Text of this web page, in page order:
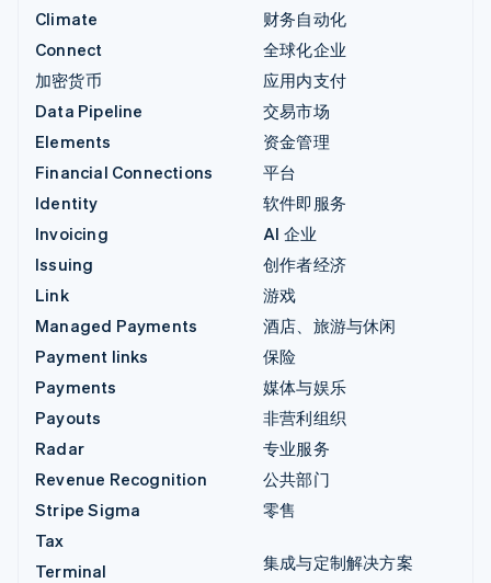
Climate
Connect
加密货币
Data Pipeline
Elements
Financial Connections
Identity
Invoicing
Issuing
Link
Managed Payments
Payment links
Payments
Payouts
Radar
Revenue Recognition
Stripe Sigma
Tax
Terminal
财务自动化
全球化企业
应用内支付
交易市场
资金管理
平台
软件即服务
AI 企业
创作者经济
游戏
酒店、旅游与休闲
保险
媒体与娱乐
非营利组织
专业服务
公共部门
零售
集成与定制解决方案